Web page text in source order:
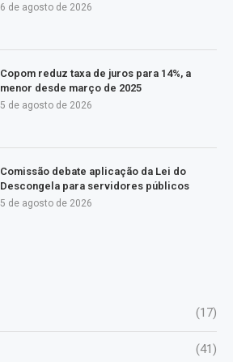
6 de agosto de 2026
Copom reduz taxa de juros para 14%, a
menor desde março de 2025
5 de agosto de 2026
Comissão debate aplicação da Lei do
Descongela para servidores públicos
5 de agosto de 2026
(17)
(41)